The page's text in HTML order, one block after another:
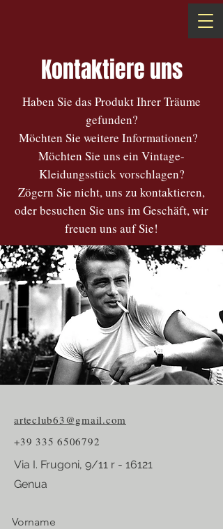
Kontaktiere uns
Haben Sie das Produkt Ihrer Träume
gefunden?
Möchten Sie weitere Informationen?
Möchten Sie uns ein Vintage-
Kleidungsstück vorschlagen?
Zögern Sie nicht, uns zu kontaktieren,
oder besuchen Sie uns im Geschäft, wir
freuen uns auf Sie!
arteclub63@gmail.com
+39 335 6506792
Via I. Frugoni, 9/11 r - 16121
Genua
Vorname